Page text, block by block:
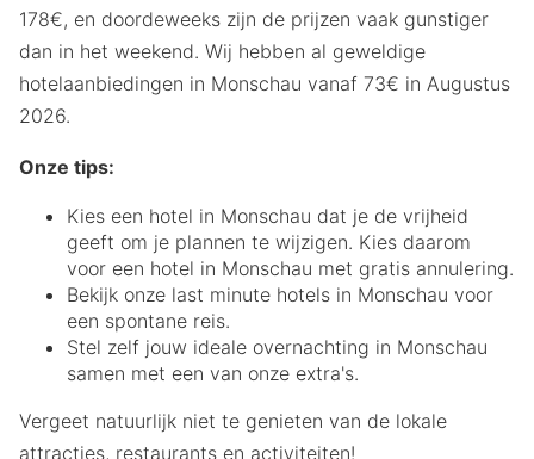
178€, en doordeweeks zijn de prijzen vaak gunstiger
dan in het weekend. Wij hebben al geweldige
hotelaanbiedingen in Monschau vanaf 73€ in Augustus
2026.
Onze tips:
Kies een hotel in Monschau dat je de vrijheid
geeft om je plannen te wijzigen. Kies daarom
voor een hotel in Monschau met gratis annulering.
Bekijk onze last minute hotels in Monschau voor
een spontane reis.
Stel zelf jouw ideale overnachting in Monschau
samen met een van onze extra's.
Vergeet natuurlijk niet te genieten van de lokale
attracties, restaurants en activiteiten!